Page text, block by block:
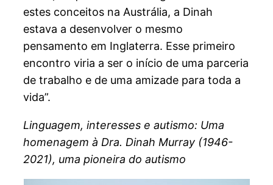
estes conceitos na Austrália, a Dinah
estava a desenvolver o mesmo
pensamento em Inglaterra. Esse primeiro
encontro viria a ser o início de uma parceria
de trabalho e de uma amizade para toda a
vida”.
Linguagem, interesses e autismo: Uma
homenagem à Dra. Dinah Murray (1946-
2021), uma pioneira do autismo